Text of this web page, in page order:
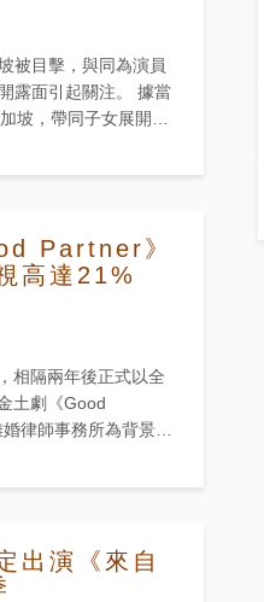
被目擊，與同為演員
引起關注。 據當
坡，帶同子女展開家
Partner》
高達21%
相隔兩年後正式以全
土劇《Good
律師事務所為背景的
出演《來自